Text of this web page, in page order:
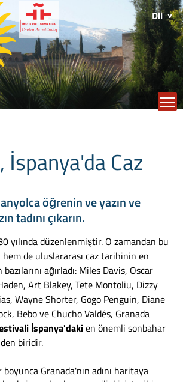
Dil
İspanya'da Caz
öğrenin ve yazın ve
tadını çıkarın.
yılında düzenlenmiştir. O zamandan bu
de uluslararası caz tarihinin en
ağırladı: Miles Davis, Oscar
Art Blakey, Tete Montoliu, Dizzy
Wayne Shorter, Gogo Penguin, Diane
Bebo ve Chucho Valdés, Granada
İspanya'dakien önemli sonbahar
biridir.
Granada'nın adını haritaya